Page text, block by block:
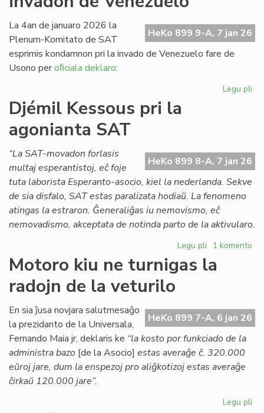
x
HeKo 899 9-A, 7 jan 26
La 4an de januaro 2026 la
Plenum-Komitato de SAT
esprimis kondamnon pri la invado de Venezuelo fare de
Usono peroﬁciala deklaro:
Legu pli
Djémil Kessous pri la
agonianta SAT
HeKo 899 8-A, 7 jan 26
“La SAT-movadon forlasis
multaj esperantistoj, eĉ foje
tuta laborista Esperanto-asocio, kiel la nederlanda. Sekve
de sia disfalo, SAT estas paralizata hodiaŭ. La fenomeno
atingas la estraron. Ĝeneraliĝas iu nemovismo, eĉ
nemovadismo, akceptata de notinda parto de la aktivularo.
Legu pli pri
Kessous
agonianta
SAT
1 komento
Motoro kiu ne turnigas la
radojn de la veturilo
HeKo 899 7-A, 6 jan 26
En sia ĵusa novjara salutmesaĝo
la prezidanto de la Universala,
Fernando Maia jr, deklaris ke “la kosto por funkciado de la
administra bazo [de la Asocio] estas averaĝe ĉ. 320.000
eŭroj jare, dum la enspezoj pro aliĝkotizoj estas averaĝe
ĉirkaŭ 120.000 jare”.
Legu pli